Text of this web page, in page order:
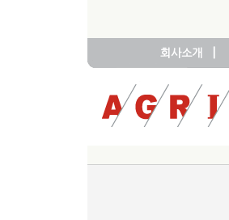
회사소개